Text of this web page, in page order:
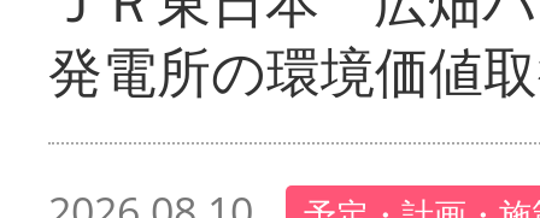
発電所の環境価値